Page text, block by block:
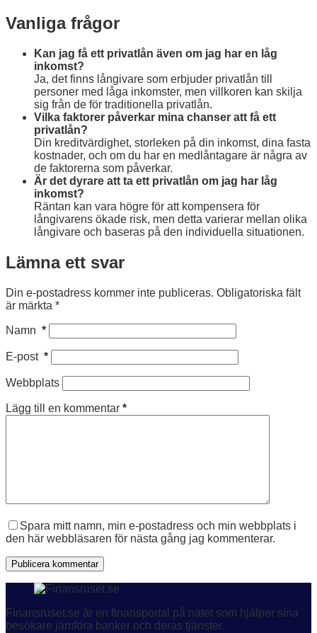
Vanliga frågor
Kan jag få ett privatlån även om jag har en låg
inkomst?
Ja, det finns långivare som erbjuder privatlån till
personer med låga inkomster, men villkoren kan skilja
sig från de för traditionella privatlån.
Vilka faktorer påverkar mina chanser att få ett
privatlån?
Din kreditvärdighet, storleken på din inkomst, dina fasta
kostnader, och om du har en medlåntagare är några av
de faktorerna som påverkar.
Är det dyrare att ta ett privatlån om jag har låg
inkomst?
Räntan kan vara högre för att kompensera för
långivarens ökade risk, men detta varierar mellan olika
långivare och baseras på den individuella situationen.
Lämna ett svar
Din e-postadress kommer inte publiceras. Obligatoriska fält
är märkta *
Namn *
E-post *
Webbplats
Lägg till en kommentar *
Spara mitt namn, min e-postadress och min webbplats i
den här webbläsaren för nästa gång jag kommenterar.
Publicera kommentar
Finansruset.se är en finansportal på nätet som hjälper sina
besökare jämföra banker och deras tjänster.